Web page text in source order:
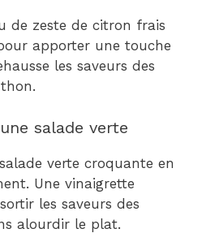
de zeste de citron frais
apporter une touche
les saveurs des
salade verte
verte croquante en
Une vinaigrette
les saveurs des
alourdir le plat.